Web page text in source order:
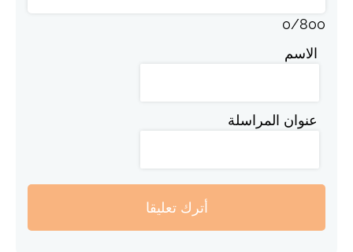
0/800
الاسم
عنوان المراسلة
أترك تعليقا